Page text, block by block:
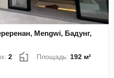
Mengwi, Бадунг,
2 Площадь: 192 м²